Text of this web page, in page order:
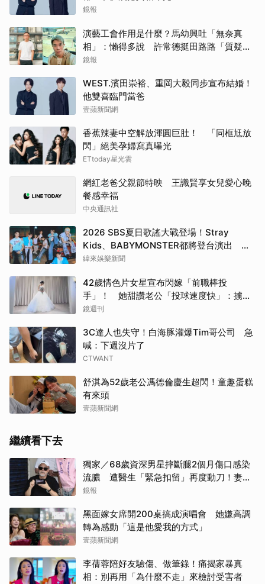
鏡報
演藝工會作用是什麼？馬幼興吐「無奈真
相」：懶得多說 許常德挺田路路「質疑曹
雨婷神隱」
鏡報
WEST.濱田崇裕、重岡大毅同步宣布結婚！
他雙喜臨門當爸
壹蘋新聞網
香蕉辣妻中空解放渾圓巨肚！ 「同框尪放
閃」絕美孕婦寫真曝光
ETtoday星光雲
網紅老爸父親節特映 王識賢享女兒愛心晚
餐感幸福
中央通訊社
2026 SBS夏日歌謠大戰登場！Stray
Kids、BABYMONSTER都將登台演出 陣
容直播時間一次看
緯來娛樂新聞
42歲情色片女星宣布閃嫁「前職棒投
手」！ 她甜讚老公「投球速度快」：擄獲
我的心
鏡週刊
3C達人也失守！白海豚灌爆Tim哥公司 急
喊：下週沒片了
CTWANT
舒淇為52歲老公馮德倫慶生超閃！童趣蛋糕
有來頭
壹蘋新聞網
繼續看下去
獨家／68歲資深男星摔斷腿2個月傷口感染
流膿 遭醫生「緊急扣留」再度動刀！妻心
力交瘁曝現況
鏡報
黑面嫁女席開200桌搞成演唱會 她嫌高調
轉為感動「這是他愛我的方式」
壹蘋新聞網
李蒨蓉陪好友驗傷、做筆錄！痛揭家暴真
相：別再用「為什麼不走」來檢討受害者